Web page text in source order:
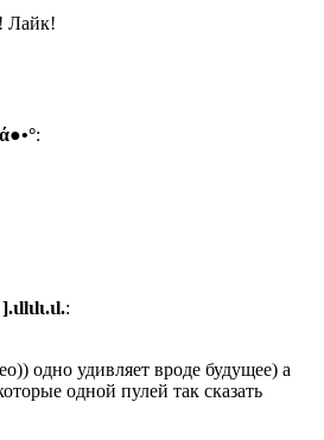
Лайк!
:
:
одно удивляет вроде будущее) а
одной пулей так сказать